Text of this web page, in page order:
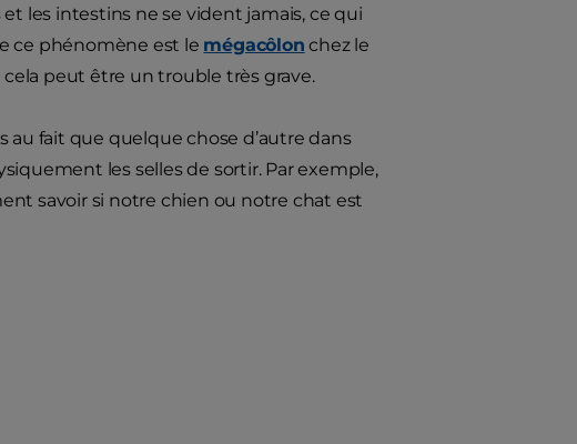
et les intestins ne se vident jamais, ce qui
ce phénomène est le mégacôlon chez le
peut être un trouble très grave.
fait que quelque chose d’autre dans
les selles de sortir. Par exemple,
savoir si notre chien ou notre chat est